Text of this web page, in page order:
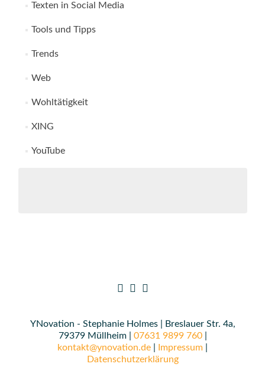
Texten in Social Media
Tools und Tipps
Trends
Web
Wohltätigkeit
XING
YouTube
YNovation - Stephanie Holmes | Breslauer Str. 4a,
79379 Müllheim | 07631 9899 760|
kontakt@ynovation.de
Impressum
Datenschutzerklärung